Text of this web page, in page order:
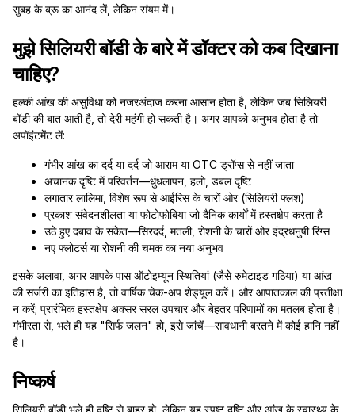
सुबह के ब्रू का आनंद लें, लेकिन संयम में।
मुझे सिलियरी बॉडी के बारे में डॉक्टर को कब दिखाना
चाहिए?
हल्की आंख की असुविधा को नजरअंदाज करना आसान होता है, लेकिन जब सिलियरी
बॉडी की बात आती है, तो देरी महंगी हो सकती है। अगर आपको अनुभव होता है तो
अपॉइंटमेंट लें:
गंभीर आंख का दर्द या दर्द जो आराम या OTC ड्रॉप्स से नहीं जाता
अचानक दृष्टि में परिवर्तन—धुंधलापन, हलो, डबल दृष्टि
लगातार लालिमा, विशेष रूप से आईरिस के चारों ओर (सिलियरी फ्लश)
प्रकाश संवेदनशीलता या फोटोफोबिया जो दैनिक कार्यों में हस्तक्षेप करता है
उठे हुए दबाव के संकेत—सिरदर्द, मतली, रोशनी के चारों ओर इंद्रधनुषी रिंग्स
नए फ्लोटर्स या रोशनी की चमक का नया अनुभव
इसके अलावा, अगर आपके पास ऑटोइम्यून स्थितियां (जैसे रुमेटाइड गठिया) या आंख
की सर्जरी का इतिहास है, तो वार्षिक चेक-अप शेड्यूल करें। और आपातकाल की प्रतीक्षा
न करें; प्रारंभिक हस्तक्षेप अक्सर सरल उपचार और बेहतर परिणामों का मतलब होता है।
गंभीरता से, भले ही यह "सिर्फ जलन" हो, इसे जांचें—सावधानी बरतने में कोई हानि नहीं
है।
निष्कर्ष
सिलियरी बॉडी भले ही दृष्टि से बाहर हो, लेकिन यह स्पष्ट दृष्टि और आंख के स्वास्थ्य के